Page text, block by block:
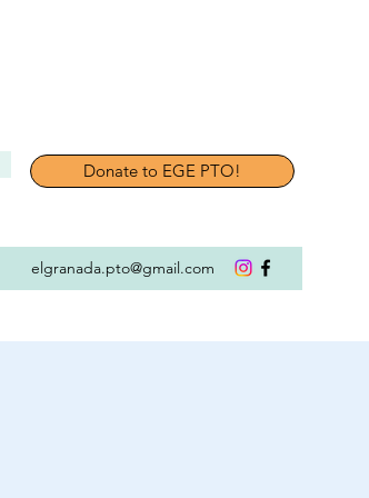
Donate to EGE PTO!
elgranada.pto@gmail.com